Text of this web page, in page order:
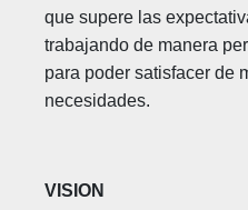
que supere las
trabajando de manera
para poder satisfacer de
necesidades.
VISION